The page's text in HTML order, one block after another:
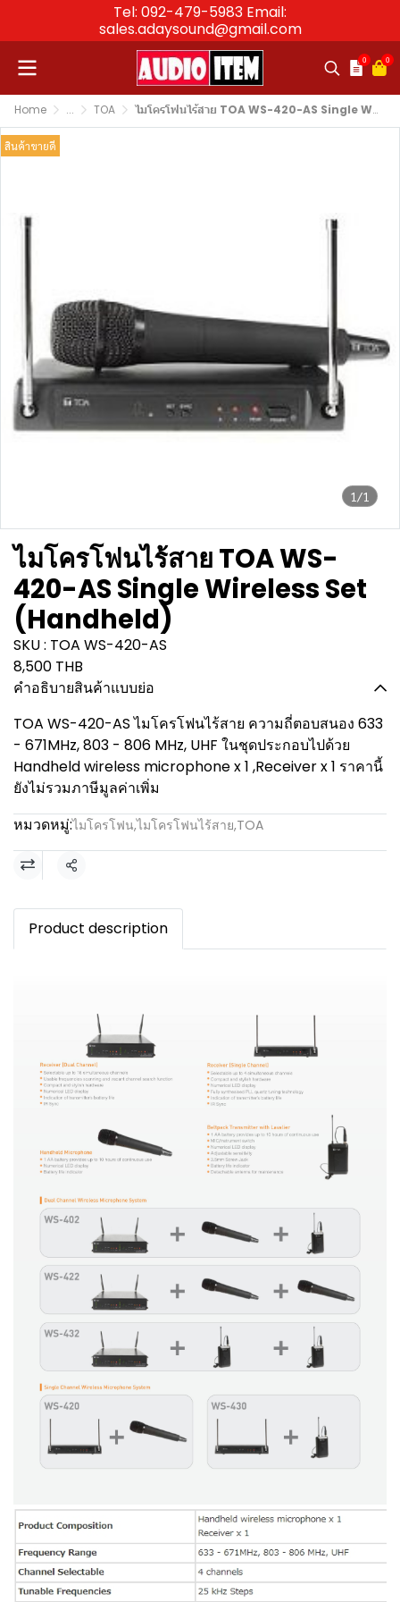
Tel: 092-479-5983 Email:
sales.adaysound@gmail.com
0 0
Home ... TOA ไมโครโฟนไร้สาย TOA WS-420-AS Single Wireless Set (Handheld)
1/1
สินค้าขายดี
ไมโครโฟนไร้สาย TOA WS-
420-AS Single Wireless Set
(Handheld)
SKU : TOA WS-420-AS
8,500 THB
คำอธิบายสินค้าแบบย่อ
TOA WS-420-AS ไมโครโฟนไร้สาย ความถี่ตอบสนอง 633
- 671MHz, 803 - 806 MHz, UHF ในชุดประกอบไปด้วย
Handheld wireless microphone x 1 ,Receiver x 1 ราคานี้
ยังไม่รวมภาษีมูลค่าเพิ่ม
หมวดหมู่:ไมโครโฟน,ไมโครโฟนไร้สาย,TOA
แชร์
Product description